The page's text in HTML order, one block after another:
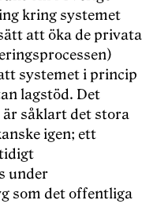
kring systemet
att öka de privata
systemet i princip
lagstöd. Det
såklart det stora
igen; ett
under
som det offentliga